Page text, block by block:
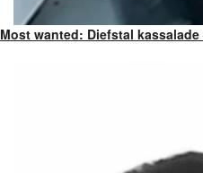
Most wanted: Diefstal